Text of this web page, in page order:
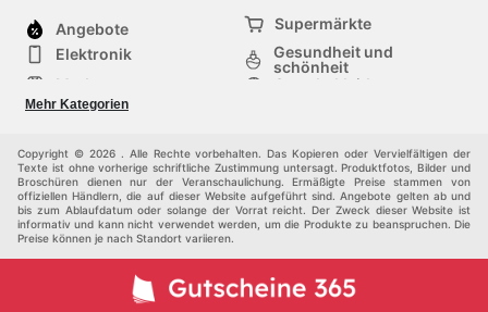
Angebote
Supermärkte
Elektronik
Gesundheit und
schönheit
Mode
Sportbekleidung
Baumarkt
Mehr Kategorien
Copyright © 2026 . Alle Rechte vorbehalten. Das Kopieren oder Vervielfältigen der
Texte ist ohne vorherige schriftliche Zustimmung untersagt. Produktfotos, Bilder und
Broschüren dienen nur der Veranschaulichung. Ermäßigte Preise stammen von
offiziellen Händlern, die auf dieser Website aufgeführt sind. Angebote gelten ab und
bis zum Ablaufdatum oder solange der Vorrat reicht. Der Zweck dieser Website ist
informativ und kann nicht verwendet werden, um die Produkte zu beanspruchen. Die
Preise können je nach Standort variieren.